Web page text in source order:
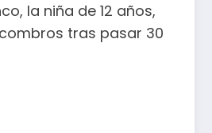
la niña de 12 años,
tras pasar 30